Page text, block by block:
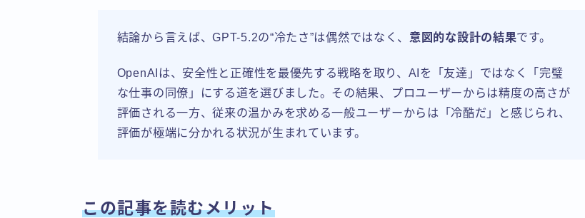
結論から言えば、GPT-5.2の“冷たさ”は偶然ではなく、 意図的な設計の結果です。
OpenAIは、安全性と正確性を最優先する戦略を取り、AIを「友達」ではなく「完璧
な仕事の同僚」にする道を選びました。その結果、プロユーザーからは精度の高さが
評価される一方、従来の温かみを求める一般ユーザーからは「冷酷だ」と感じられ、
評価が極端に分かれる状況が生まれています。
この記事を読むメリット